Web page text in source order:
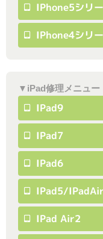
IPhone5シリ
IPhone4シリ
▼iPad修理メニュー
IPad9
IPad7
IPad6
IPad5/iPadAir
IPad Air2